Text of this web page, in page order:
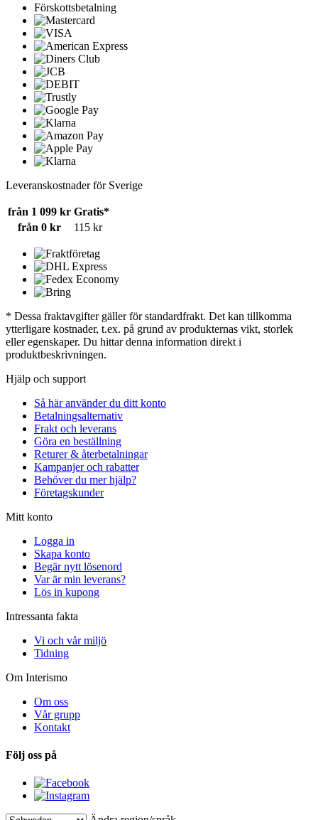
Förskottsbetalning
Leveranskostnader för Sverige
från 1 099 kr Gratis*
från 0 kr
115 kr
* Dessa fraktavgifter gäller för standardfrakt. Det kan tillkomma
ytterligare kostnader, t.ex. på grund av produkternas vikt, storlek
eller egenskaper. Du hittar denna information direkt i
produktbeskrivningen.
Hjälp och support
Så här använder du ditt konto
Betalningsalternativ
Frakt och leverans
Göra en beställning
Returer & återbetalningar
Kampanjer och rabatter
Behöver du mer hjälp?
Företagskunder
Mitt konto
Logga in
Skapa konto
Begär nytt lösenord
Var är min leverans?
Lös in kupong
Intressanta fakta
Vi och vår miljö
Tidning
Om Interismo
Om oss
Vår grupp
Kontakt
Följ oss på